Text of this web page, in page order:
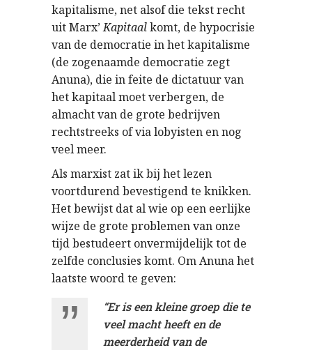
kapitalisme, net alsofdie tekstrecht
uitMarx’Kapitaalkomt, de hypocrisie
van de democratie in hetkapitalisme
(de zogenaamde democratie zegt
Anuna), die infeite de dictatuurvan
hetkapitaalmoetverbergen, de
almachtvan de grote bedrijven
rechtstreeks of vialobyisten ennog
veelmeer.
Als marxist zat ik bij het lezen
voortdurend bevestigend te knikken.
Het bewijst dat al wie op een eerlijke
wijze de grote problemen van onze
tijd bestudeert onvermijdelijk tot de
zelfde conclusies komt. Om Anuna het
laatste woord te geven:
“Er is een kleine groep die te
veel macht heeft en de
meerderheid van de